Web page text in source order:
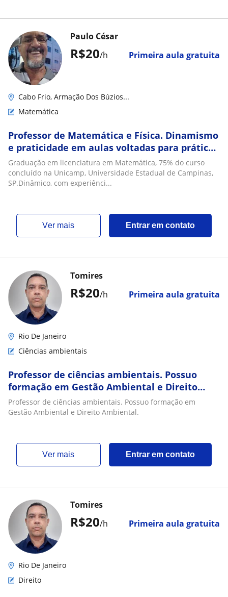
R$20/h Primeira aula gratuita
Paulo César
Cabo Frio, Armação Dos Búzios...
Matemática
Professor de Matemática e Física. Dinamismo
e praticidade em aulas voltadas para prática
da aprendizagem
Graduação em licenciatura em Matemática, 75% do curso
concluído na Unicamp, Universidade Estadual de Campinas,
SP.Dinâmico, com experiênci...
ver mais Entrar em contato
R$20/h Primeira aula gratuita
Tomires
Rio De Janeiro
Ciências ambientais
Professor de ciências ambientais. Possuo
formação em Gestão Ambiental e Direito
Ambiental
Professor de ciências ambientais. Possuo formação em
Gestão Ambiental e Direito Ambiental.
ver mais Entrar em contato
R$20/h Primeira aula gratuita
Tomires
Rio De Janeiro
Direito